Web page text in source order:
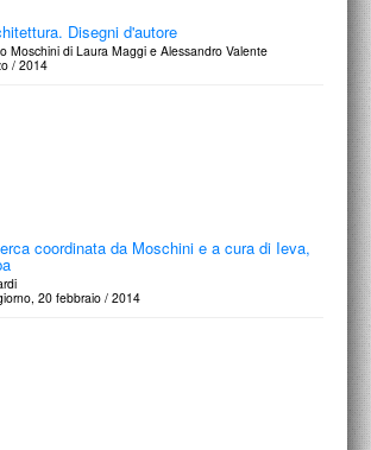
Disegni d'autore
Moschini di Laura Maggi e Alessandro Valente
/ 2014
coordinata da Moschini e a cura di Ieva,
20 febbraio / 2014